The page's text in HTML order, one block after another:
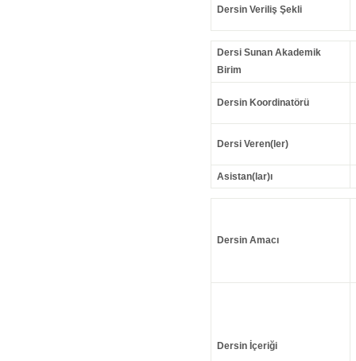
Dersin Veriliş Şekli
Dersi Sunan Akademik
Birim
Dersin Koordinatörü
Dersi Veren(ler)
Asistan(lar)ı
Dersin Amacı
Dersin İçeriği